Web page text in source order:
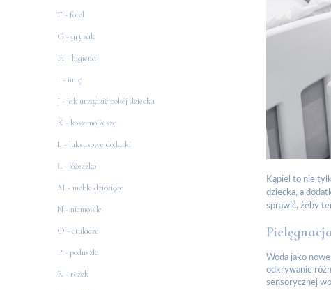
F - fotel
G - gryzak
H - higiena
I - imię
J - jak urządzić pokój dziecka
K - kosz mojżesza
L - luksusowe dodatki
Ł - łóżeczko
M - meble dziecięce
N - niemowle
O - otulacze
P - poduszki
R - rożek
Kąpiel to nie
dziecka, a
sprawić, żeby
Woda jako
odkrywanie
sensorycznej